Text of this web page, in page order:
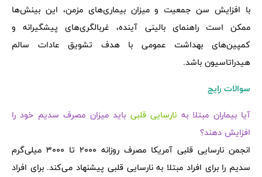
با افزایش سن جمعیت و میزان بیماری‌های مزمن، این بینش‌ها
ممکن است راهنمای بالینی آینده، غربالگری‌های پیشگیرانه و
کمپین‌های بهداشت عمومی با هدف تشویق عادات سالم
هیدراتاسیون باشد.
سوالات رایج
آیا بیماران مبتلا به نارسایی قلبی باید میزان مصرف سدیم خود را
افزایش دهند؟
انجمن نارسایی قلبی آمریکا مصرف روزانه 2000 تا 3000 میلی‌گرم
سدیم را برای افراد مبتلا به نارسایی قلبی پیشنهاد می‌کند. برای افراد